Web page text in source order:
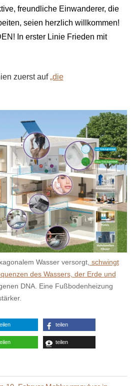
freundliche Einwanderer, die
seien herzlich willkommen!
In erster Linie Frieden mit
zuerst auf„die
Wasser versorgt, schwingt
des Wassers, der Erde und
DNA. Eine Fußbodenheizung
teilen
teilen